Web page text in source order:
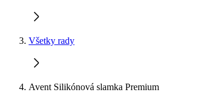
Všetky rady
Avent Silikónová slamka Premium